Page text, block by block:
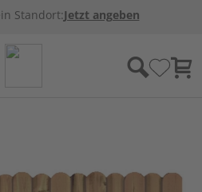
Standort:Jetzt angeben